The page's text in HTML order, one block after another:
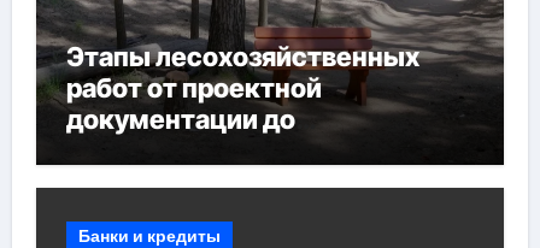
Этапы лесохозяйственных
работ от проектной
документации до
мероприятий и обустройства
Банки и кредиты